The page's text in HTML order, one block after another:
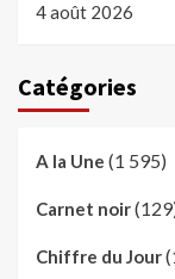
4 août 2026
Catégories
A la Une (1 595)
Carnet noir
Chiffre du Jour